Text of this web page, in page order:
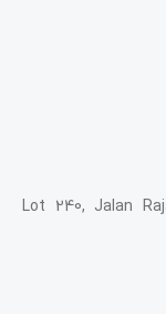
Lot 240, Jalan